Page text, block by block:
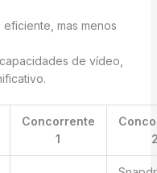
eficiente, mas menos
de vídeo,
Concorrente
1